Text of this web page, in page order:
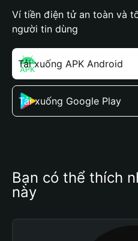
Ví tiền điện tử an toàn và
người tin dùng
Tải xuống APK Android
Tải xuống Google Play
Bạn có thể thích
này